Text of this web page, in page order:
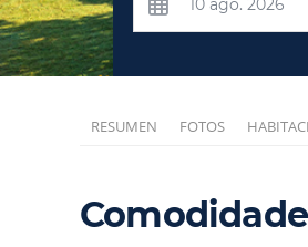
RESUMEN FOTOS